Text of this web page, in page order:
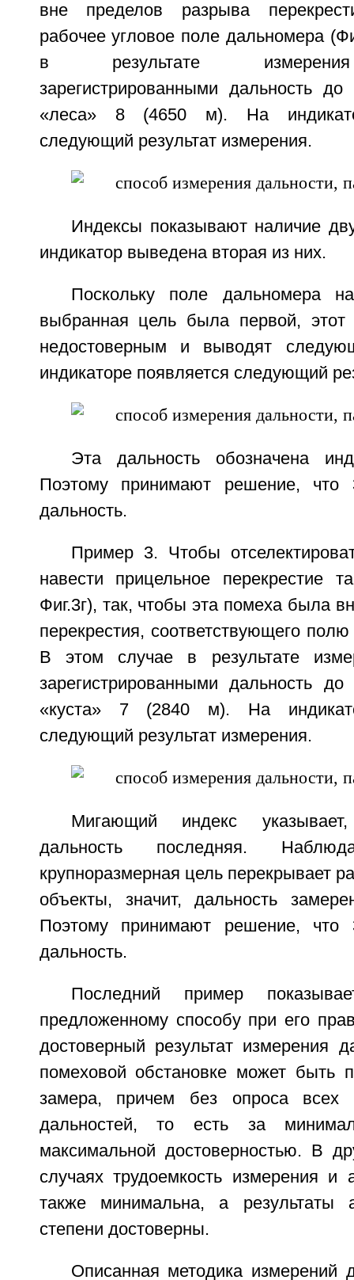
вне пределов разрыва
рабочее угловое поле дальномера
в результате
зарегистрированными дальность
«леса» 8 (4650 м). На
следующий результат измерения.
Индексы показывают наличие
индикатор выведена вторая из них.
Поскольку поле дальномера
выбранная цель была первой, этот
недостоверным и выводят
индикаторе появляется следующий
Эта дальность обозначена
Поэтому принимают решение,
дальность.
Пример 3. Чтобы
навести прицельное перекрестие
Фиг.3г), так, чтобы эта помеха была
перекрестия, соответствующего
В этом случае в результате
зарегистрированными дальность
«куста» 7 (2840 м). На
следующий результат измерения.
Мигающий индекс
дальность последняя.
крупноразмерная цель перекрывает
объекты, значит, дальность
Поэтому принимают решение,
дальность.
Последний пример
предложенному способу при его
достоверный результат измерения
помеховой обстановке может быть
замера, причем без опроса всех
дальностей, то есть за
максимальной достоверностью. В
случаях трудоемкость измерения и
также минимальна, а результаты
степени достоверны.
Описанная методика измерений